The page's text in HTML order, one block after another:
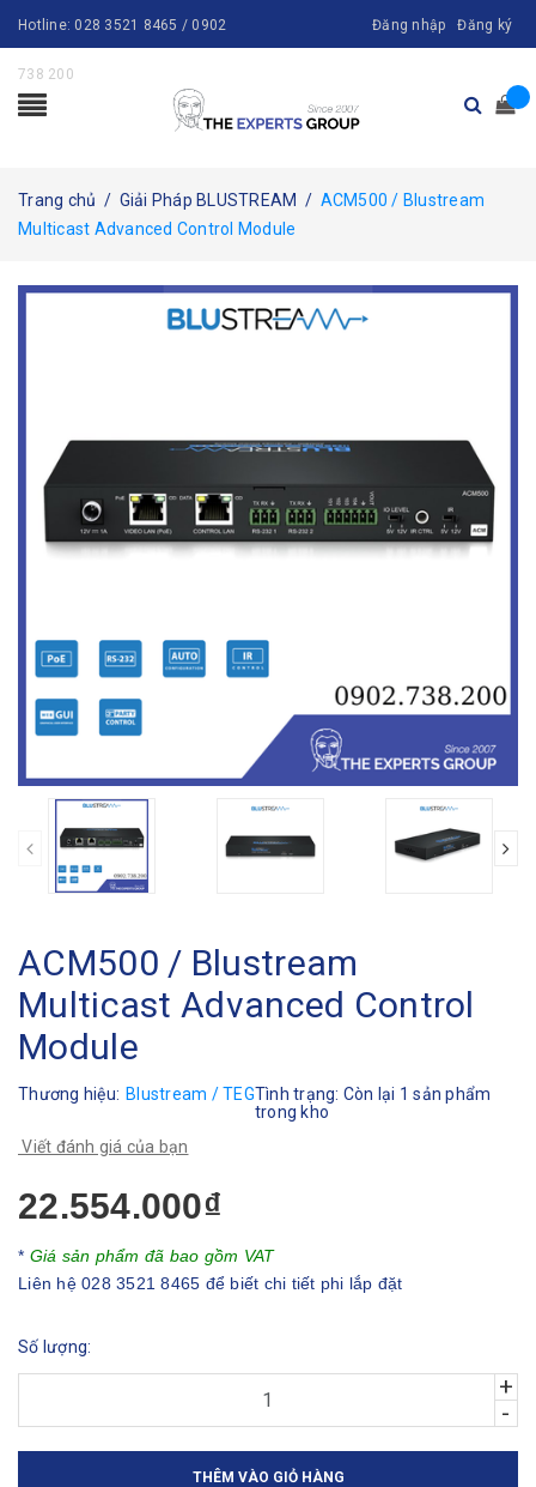
Hotline: 028 3521 8465 / 0902
738 200
Đăng nhập Đăng ký
Trang chủ / Giải Pháp BLUSTREAM / ACM500 / Blustream
Multicast Advanced Control Module
ACM500 / Blustream
Multicast Advanced Control
Module
Thương hiệu: Blustream / TEGTình trạng: Còn lại 1 sản phẩm
trong kho
Viết đánh giá của bạn
22.554.000₫
* Giá sản phẩm đã bao gồm VAT
Liên hệ 028 3521 8465 để biết chi tiết phi lắp đặt
Số lượng:
+
-
THÊM VÀO GIỎ HÀNG